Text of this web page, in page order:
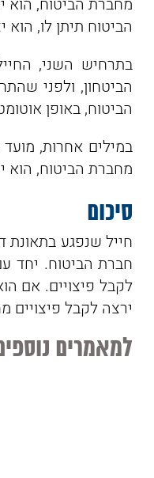
הביטוח תיתן לו,
בתרחיש השני,
הביטחון, ולפני
הביטוח, באופן
במילים אחרות,
מחברת הביטוח, הוא
סיכום
חייל שנפגע בתאונת
חברת הביטוח. יחד
לקבל פיצויים. אם
ירצה לקבל פיצויים
למאמרים